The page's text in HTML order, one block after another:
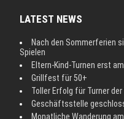
LATEST NEWS
Nach den Sommerferien
Spielen
Eltern-Kind-Turnen erst
Grillfest für 50+
Toller Erfolg für Turner
Geschäftsstelle
Monatliche Wanderung